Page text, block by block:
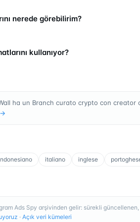
nerede görebilirim?
kullanıyor?
ha un Branch curato crypto con creator
→
italiano inglese
Ads Spy arşivinden gelir: sürekli
· Açık veri kümeleri